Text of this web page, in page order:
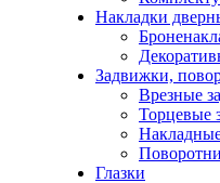
Накладки
Задвижки,
Врезные
Торцевые
Глазки